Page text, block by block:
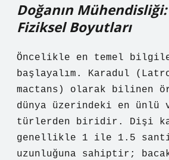
Doğanın
Fiziksel Boyutları
Öncelikle en temel
başlayalım. Karadul
mactans) olarak bilinen
dünya üzerindeki en ünlü
türlerden biridir. Dişi
genellikle 1 ile 1.5
uzunluğuna sahiptir;